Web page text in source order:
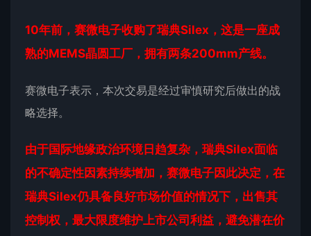
10年前，赛微电子收购了瑞典Silex，这是一座成
熟的MEMS晶圆工厂，拥有两条200mm产线。
赛微电子表示，本次交易是经过审慎研究后做出的战
略选择。
由于国际地缘政治环境日趋复杂，瑞典Silex面临
的不确定性因素持续增加，赛微电子因此决定，在
瑞典Silex仍具备良好市场价值的情况下，出售其
控制权，最大限度维护上市公司利益，避免潜在价